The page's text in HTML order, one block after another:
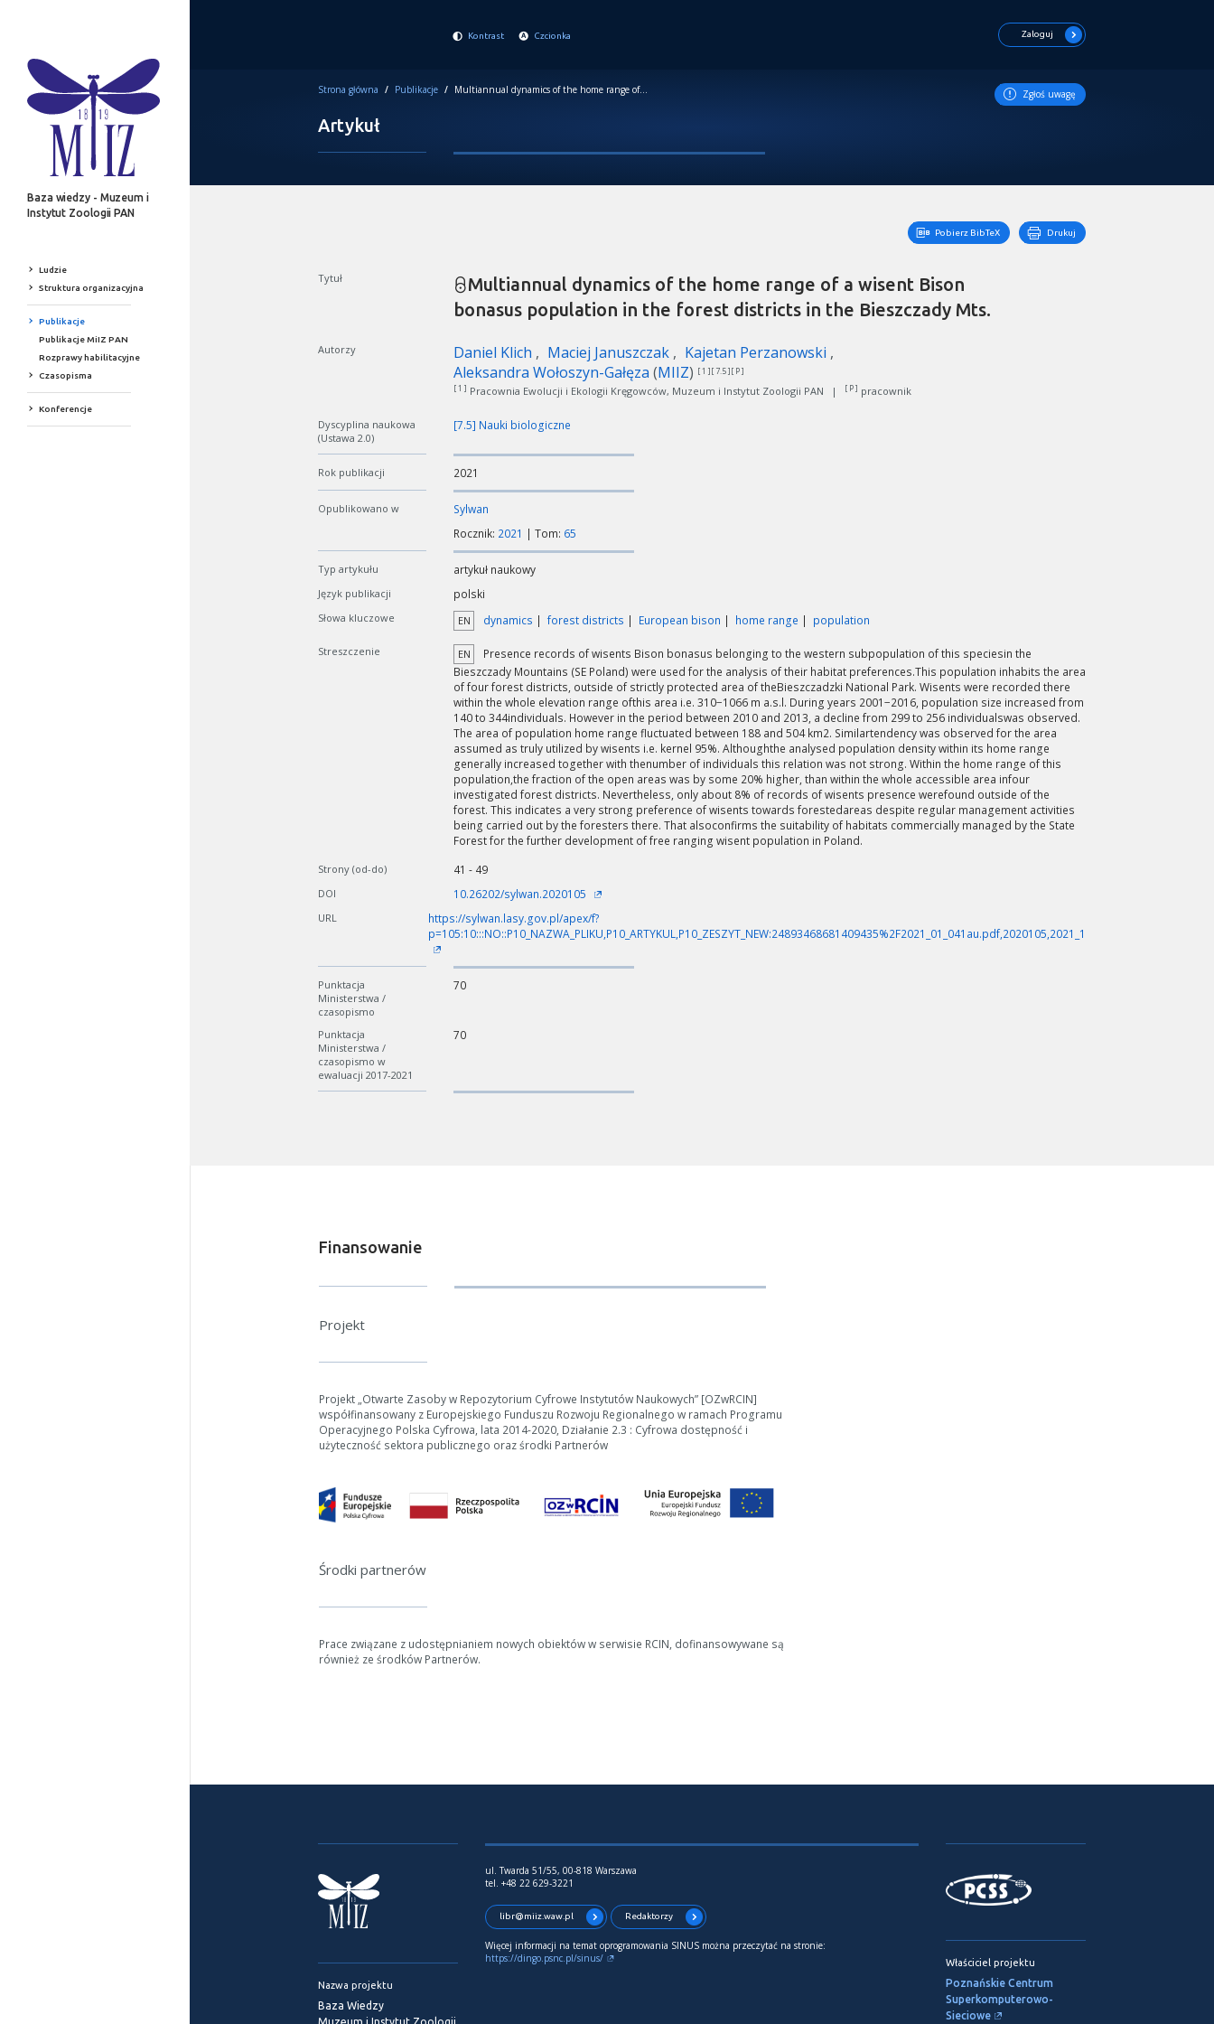
Baza wiedzy - Muzeum i
Instytut Zoologii PAN
Ludzie
Struktura organizacyjna
Publikacje
Publikacje MiIZ PAN
Rozprawy habilitacyjne
Czasopisma
Konferencje
Kontrast Czcionka Zaloguj
Strona główna / Publikacje / Multiannual dynamics of the home range of a wisent Bison bonasus population in the forest districts in the Bieszczady Mts. Zgłoś uwagę
Artykuł
Pobierz BibTeX Drukuj
Tytuł
Multiannual dynamics of the home range of a wisent Bison
bonasus population in the forest districts in the Bieszczady Mts.
Autorzy Daniel Klich Maciej Januszczak
Kajetan Perzanowski
Aleksandra Wołoszyn-Gałęza (MIIZ) [ 1 ][ 7.5 ][ P ]
[ 1 ] Pracownia Ewolucji i Ekologii Kręgowców, Muzeum i Instytut Zoologii PAN | [ P ] pracownik
Dyscyplina naukowa
(Ustawa 2.0)
[7.5] Nauki biologiczne
Rok publikacji 2021
Opublikowano w
Sylwan
Rocznik: 2021 | Tom: 65
Typ artykułu artykuł naukowy
Język publikacji polski
Słowa kluczowe EN dynamics forest districts European bison home range population
Streszczenie EN
Presence records of wisents Bison bonasus belonging to the western subpopulation of this speciesin the
Bieszczady Mountains (SE Poland) were used for the analysis of their habitat preferences.This population inhabits the area
of four forest districts, outside of strictly protected area of theBieszczadzki National Park. Wisents were recorded there
within the whole elevation range ofthis area i.e. 310−1066 m a.s.l. During years 2001−2016, population size increased from
140 to 344individuals. However in the period between 2010 and 2013, a decline from 299 to 256 individualswas observed.
The area of population home range fluctuated between 188 and 504 km2. Similartendency was observed for the area
assumed as truly utilized by wisents i.e. kernel 95%. Althoughthe analysed population density within its home range
generally increased together with thenumber of individuals this relation was not strong. Within the home range of this
population,the fraction of the open areas was by some 20% higher, than within the whole accessible area infour
investigated forest districts. Nevertheless, only about 8% of records of wisents presence werefound outside of the
forest. This indicates a very strong preference of wisents towards forestedareas despite regular management activities
being carried out by the foresters there. That alsoconfirms the suitability of habitats commercially managed by the State
Forest for the further development of free ranging wisent population in Poland.
Strony (od-do) 41 - 49
DOI 10.26202/sylwan.2020105
URL
https://sylwan.lasy.gov.pl/apex/f?
p=105:10:::NO::P10_NAZWA_PLIKU,P10_ARTYKUL,P10_ZESZYT_NEW:24893468681409435%2F2021_01_041au.pdf,2020105,2021_1
Punktacja
Ministerstwa /
czasopismo
70
Punktacja
Ministerstwa /
czasopismo w
ewaluacji 2017-2021
70
Finansowanie
Projekt
Projekt „Otwarte Zasoby w Repozytorium Cyfrowe Instytutów Naukowych” [OZwRCIN]
współfinansowany z Europejskiego Funduszu Rozwoju Regionalnego w ramach Programu
Operacyjnego Polska Cyfrowa, lata 2014-2020, Działanie 2.3 : Cyfrowa dostępność i
użyteczność sektora publicznego oraz środki Partnerów
Środki partnerów
Prace związane z udostępnianiem nowych obiektów w serwisie RCIN, dofinansowywane są
również ze środków Partnerów.
Nazwa projektu
Baza Wiedzy
ul. Twarda 51/55, 00-818 Warszawa
tel. +48 22 629-3221
libr@miiz.waw.pl Redaktorzy
Więcej informacji na temat oprogramowania SINUS można przeczytać na stronie:
https://dingo.psnc.pl/sinus/
Właściciel projektu
Poznańskie Centrum
Superkomputerowo-
Sieciowe